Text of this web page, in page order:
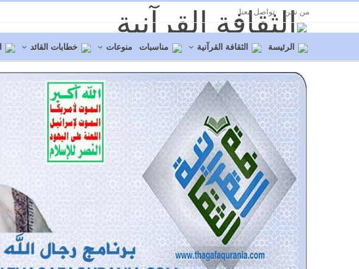
من نحن تواصل معنا
الرئيسة الثقافة القرآنية مناسبات منوعات خطابات القائد